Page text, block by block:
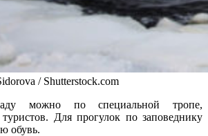
/ Shutterstock.com
можно по специальной тропе,
Для прогулок по заповеднику
обувь.